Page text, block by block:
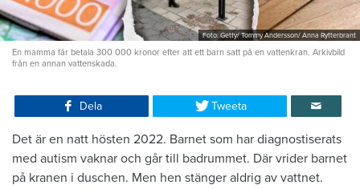
Foto: Getty/ Tommy Andersson/ Anna Rytterbrant
En mamma får betala 300 000 kronor efter att ett barn satt på en vattenkran. Arkivbild
från en annan vattenskada.
Dela Tweeta
Det är en natt hösten 2022. Barnet som har diagnostiserats
med autism vaknar och går till badrummet. Där vrider barnet
på kranen i duschen. Men hen stänger aldrig av vattnet.